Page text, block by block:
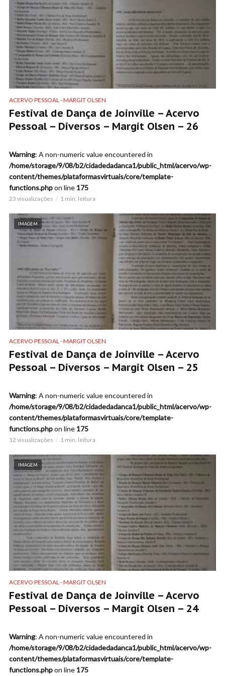
ACERVO PESSOAL - MARGIT OLSEN
Festival de Dança de Joinville – Acervo
Pessoal – Diversos – Margit Olsen – 26
Warning: A non-numeric value encountered in
/home/storage/9/08/b2/cidadedadanca1/public_html/acervo/wp-
content/themes/plataformasvirtuais/core/template-
functions.phpon line 175
23 visualizações 1 min. leitura
IMAGEM
ACERVO PESSOAL - MARGIT OLSEN
Festival de Dança de Joinville – Acervo
Pessoal – Diversos – Margit Olsen – 25
Warning: A non-numeric value encountered in
/home/storage/9/08/b2/cidadedadanca1/public_html/acervo/wp-
content/themes/plataformasvirtuais/core/template-
functions.phpon line 175
12 visualizações 1 min. leitura
IMAGEM
ACERVO PESSOAL - MARGIT OLSEN
Festival de Dança de Joinville – Acervo
Pessoal – Diversos – Margit Olsen – 24
Warning: A non-numeric value encountered in
/home/storage/9/08/b2/cidadedadanca1/public_html/acervo/wp-
content/themes/plataformasvirtuais/core/template-
functions.phpon line 175